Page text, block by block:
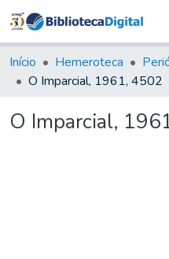
&
Início Hemeroteca
O Imparcial, 1961, 4502
O Imparcial,